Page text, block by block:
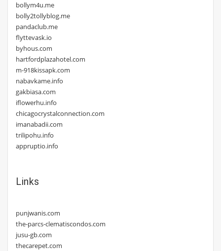
bollym4u.me
bolly2tollyblog.me
pandaclub.me
flyttevask.io
byhous.com
hartfordplazahotel.com
m-918kissapk.com
nabavkame.info
gakbiasa.com
iflowerhu.info
chicagocrystalconnection.com
imanabadii.com
trilipohu.info
appruptio.info
Links
punjwanis.com
the-parcs-clematiscondos.com
jusu-gb.com
thecarepet.com